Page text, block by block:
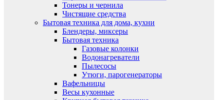
Тонеры и чернила
Чистящие средства
Бытовая техника для дома, кухни
Блендеры, миксеры
Бытовая техника
Газовые колонки
Водонагреватели
Пылесосы
Утюги, парогенераторы
Вафельницы
Весы кухонные